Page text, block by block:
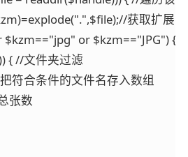
获取扩展名
$kzm=="jpg" or $kzm=="JPG") {
{ //文件夹过滤
把符合条件的文件名存入数组
张数